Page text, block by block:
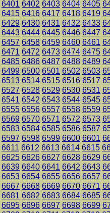
6401 6402 6403 6404 6405
6415 6416 6417 6418 6419
6429 6430 6431 6432 6433
6443 6444 6445 6446 6447
6457 6458 6459 6460 6461
6471 6472 6473 6474 6475
6485 6486 6487 6488 6489
6499 6500 6501 6502 6503
6513 6514 6515 6516 6517
6527 6528 6529 6530 6531
6541 6542 6543 6544 6545
6555 6556 6557 6558 6559
6569 6570 6571 6572 6573
6583 6584 6585 6586 6587
6597 6598 6599 6600 6601
6611 6612 6613 6614 6615
6625 6626 6627 6628 6629
6639 6640 6641 6642 6643
6653 6654 6655 6656 6657
6667 6668 6669 6670 6671
6681 6682 6683 6684 6685
6695 6696 6697 6698 6699